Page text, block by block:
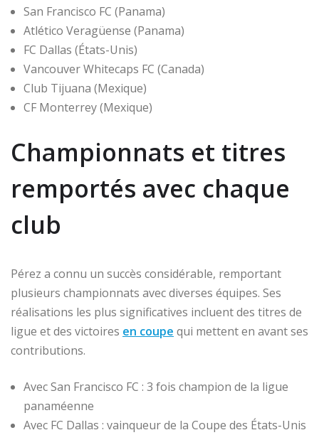
San Francisco FC (Panama)
Atlético Veragüense (Panama)
FC Dallas (États-Unis)
Vancouver Whitecaps FC (Canada)
Club Tijuana (Mexique)
CF Monterrey (Mexique)
Championnats et titres
remportés avec chaque
club
Pérez a connu un succès considérable, remportant
plusieurs championnats avec diverses équipes. Ses
réalisations les plus significatives incluent des titres de
ligue et des victoires en coupe qui mettent en avant ses
contributions.
Avec San Francisco FC : 3 fois champion de la ligue
panaméenne
Avec FC Dallas : vainqueur de la Coupe des États-Unis